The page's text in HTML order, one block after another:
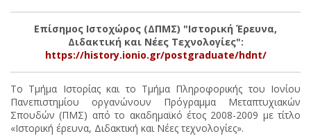
Επίσημος Ιστοχώρος (ΔΠΜΣ) "Ιστορική Έρευνα,
Διδακτική και Νέες Τεχνολογίες":
https://history.ionio.gr/postgraduate/hdnt/
Το Τμήμα Ιστορίας και το Τμήμα Πληροφορικής του Ιονίου
Πανεπιστημίου οργανώνουν Πρόγραμμα Μεταπτυχιακών
Σπουδών (ΠΜΣ) από το ακαδημαϊκό έτος 2008-2009 με τίτλο
«Ιστορική έρευνα, Διδακτική και Νέες τεχνολογίες».